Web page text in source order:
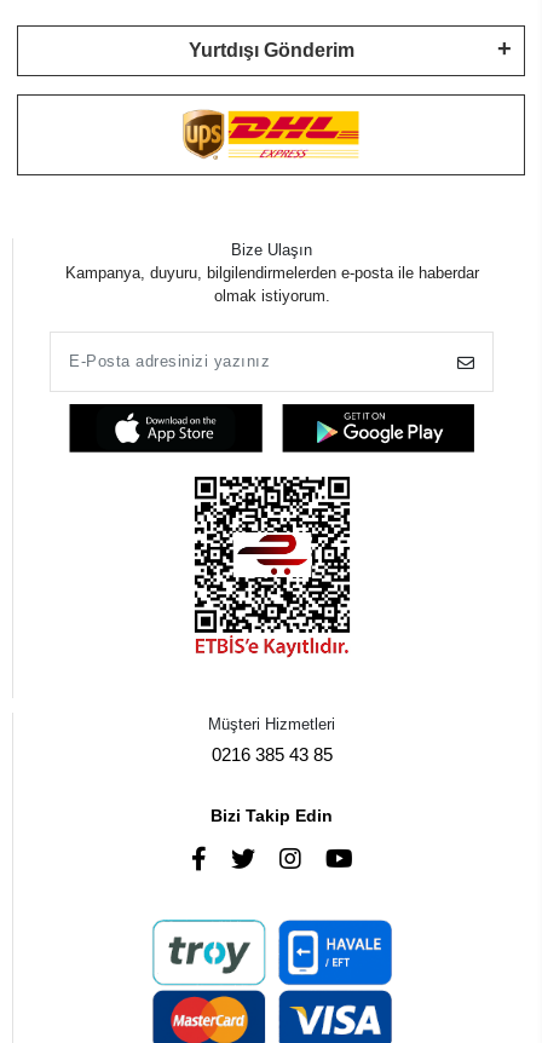
Yurtdışı Gönderim
Bize Ulaşın
Kampanya, duyuru, bilgilendirmelerden e-posta ile haberdar
olmak istiyorum.
Müşteri Hizmetleri
0216 385 43 85
Bizi Takip Edin